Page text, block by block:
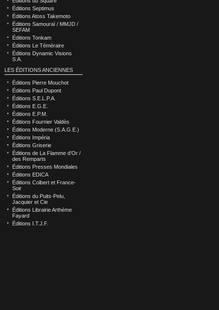
Éditions Septimus
Éditions Atoss Takemoto
Éditions Samouraï / MMJD /
SEFAM
Éditions Tonkam
Éditions Le Téméraire
Éditions Dynamic Visions
S.A.
LES ÉDITIONS ANCIENNES
Éditions Pierre Mouchot
Éditions Paul Dupont
Éditions S.E.L.P.A.
Éditions E.G.E.
Éditions E.P.M.
Éditions Fournier Valdès
Éditions Moderne (S.A.G.E.)
Éditions Impéria
Éditions Griserie
Éditions de La Flamme d’Or /
des Remparts
Éditions Presses Mondiales
Éditions EDICA
Éditions Colbert et France-
Soir
Éditions du Puits-Pelu,
Jacquier et Cie
Éditions Librairie Arthème
Fayard
Éditions I.T.J.F.